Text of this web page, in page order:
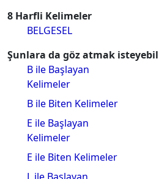
8 Harfli Kelimeler
BELGESEL
Şunlara da göz atmak
B ile Başlayan
Kelimeler
B ile Biten Kelimeler
E ile Başlayan
Kelimeler
E ile Biten Kelimeler